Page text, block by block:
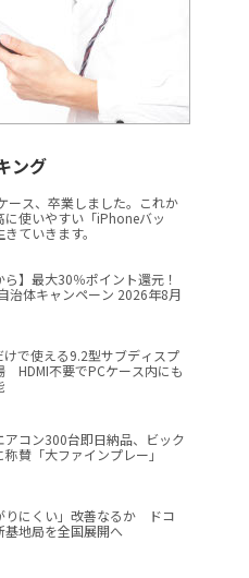
ング
ース、卒業しました。これか
に使いやすい「iPhoneバッ
ていきます。
ら】最大30％ポイント還元！
治体キャンペーン 2026年8月
けで使える9.2型サブディスプ
HDMI不要でPCケース内にも
アコン300台即日納品、ビック
称賛「大ファインプレー」
りにくい」改善なるか ドコ
基地局を全国展開へ